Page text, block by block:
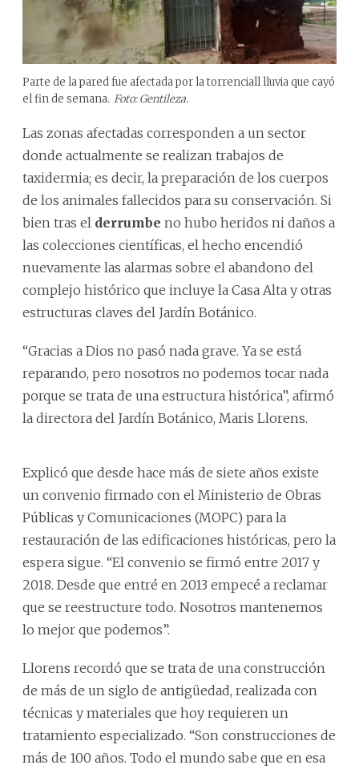
Parte de la pared fue afectada por la torrenciall lluvia que cayó
el fin de semana. Foto: Gentileza.
Las zonas afectadas corresponden a un sector
donde actualmente se realizan trabajos de
taxidermia; es decir, la preparación de los cuerpos
de los animales fallecidos para su conservación. Si
bien tras el derrumbe no hubo heridos ni daños a
las colecciones científicas, el hecho encendió
nuevamente las alarmas sobre el abandono del
complejo histórico que incluye la Casa Alta y otras
estructuras claves del Jardín Botánico.
“Gracias a Dios no pasó nada grave. Ya se está
reparando, pero nosotros no podemos tocar nada
porque se trata de una estructura histórica”, afirmó
la directora del Jardín Botánico, Maris Llorens.
Explicó que desde hace más de siete años existe
un convenio firmado con el Ministerio de Obras
Públicas y Comunicaciones (MOPC) para la
restauración de las edificaciones históricas, pero la
espera sigue. “El convenio se firmó entre 2017 y
2018. Desde que entré en 2013 empecé a reclamar
que se reestructure todo. Nosotros mantenemos
lo mejor que podemos”.
Llorens recordó que se trata de una construcción
de más de un siglo de antigüedad, realizada con
técnicas y materiales que hoy requieren un
tratamiento especializado. “Son construcciones de
más de 100 años. Todo el mundo sabe que en esa